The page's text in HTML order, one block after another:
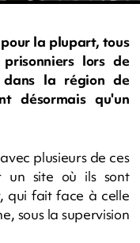
la plupart, tous
lors de
dans la région de
désormais qu'un
plusieurs de ces
un site où ils sont
qui fait face à celle
sous la supervision